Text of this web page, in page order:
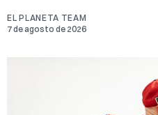
EL PLANETA TEAM
7 de agosto de 2026